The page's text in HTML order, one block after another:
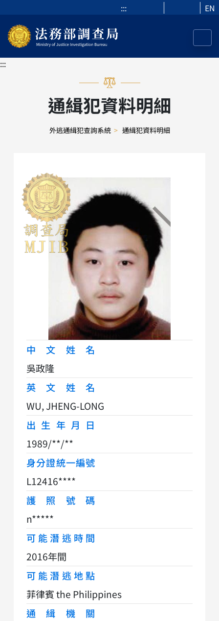
::: EN
:::
通緝犯資料明細
外逃通緝犯查詢系統 > 通緝犯資料明細
中文姓名
吳政隆
英文姓名
WU, JHENG-LONG
出生年月日
1989/**/**
身分證統一編號
L12416****
護照號碼
n*****
可能潛逃時間
2016年間
可能潛逃地點
菲律賓 the Philippines
通緝機關